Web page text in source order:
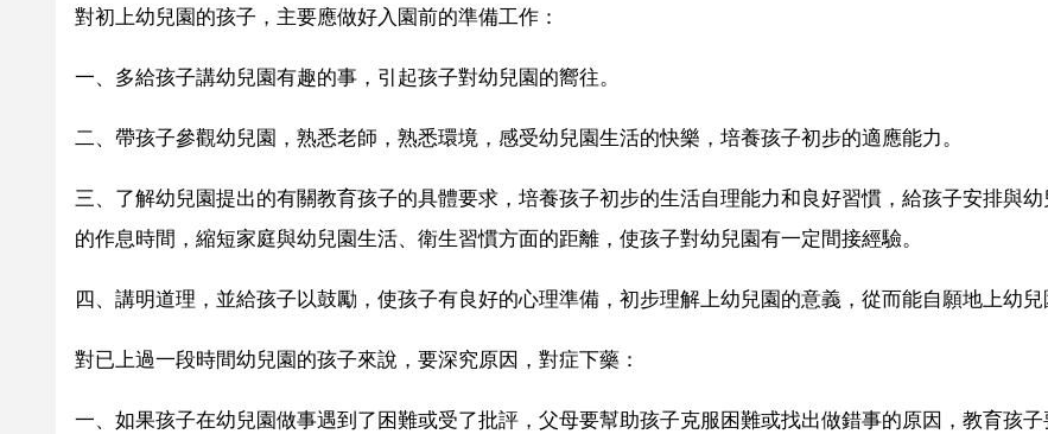
對初上幼兒園的孩子，主要應做好入園前的準備工作：
一、多給孩子講幼兒園有趣的事，引起孩子對幼兒園的嚮往。
二、帶孩子參觀幼兒園，熟悉老師，熟悉環境，感受幼兒園生活的快樂，培養孩子初步的適應能力。
三、了解幼兒園提出的有關教育孩子的具體要求，培養孩子初步的生活自理能力和良好習慣，給孩子安排與
的作息時間，縮短家庭與幼兒園生活、衛生習慣方面的距離，使孩子對幼兒園有一定間接經驗。
四、講明道理，並給孩子以鼓勵，使孩子有良好的心理準備，初步理解上幼兒園的意義，從而能自願地上幼兒
對已上過一段時間幼兒園的孩子來說，要深究原因，對症下藥：
一、如果孩子在幼兒園做事遇到了困難或受了批評，父母要幫助孩子克服困難或找出做錯事的原因，教育孩